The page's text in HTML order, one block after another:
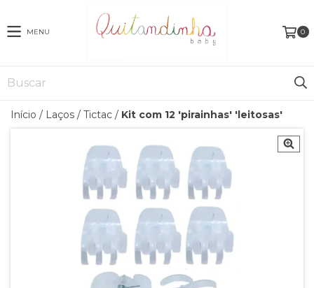
MENU 0
Início / Laços / Tictac / Kit com 12 'pirainhas' 'leitosas'